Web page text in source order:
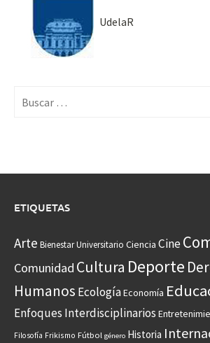
UdelaR
ETIQUETAS
Arte Bienestar Universitario Ciencia Cine
Comunidad Cultura Deporte
Humanos EcologíaEconomía
Enfoques Interdisciplinarios
Filosofía Frikismo Fútbol género Historia